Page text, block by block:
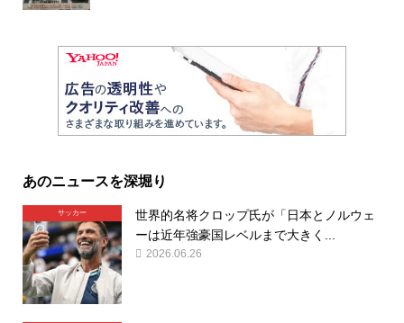
あのニュースを深堀り
サッカー
世界的名将クロップ氏が「日本とノルウェ
ーは近年強豪国レベルまで大きく...
2026.06.26